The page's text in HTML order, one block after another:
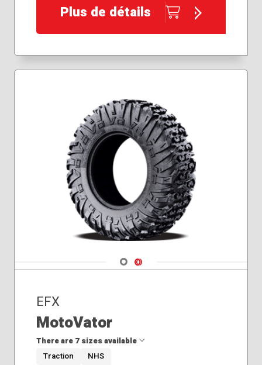
Plus de détails
Navigate 1
Navigate 2
EFX
MotoVator
There are 7 sizes available
Traction NHS